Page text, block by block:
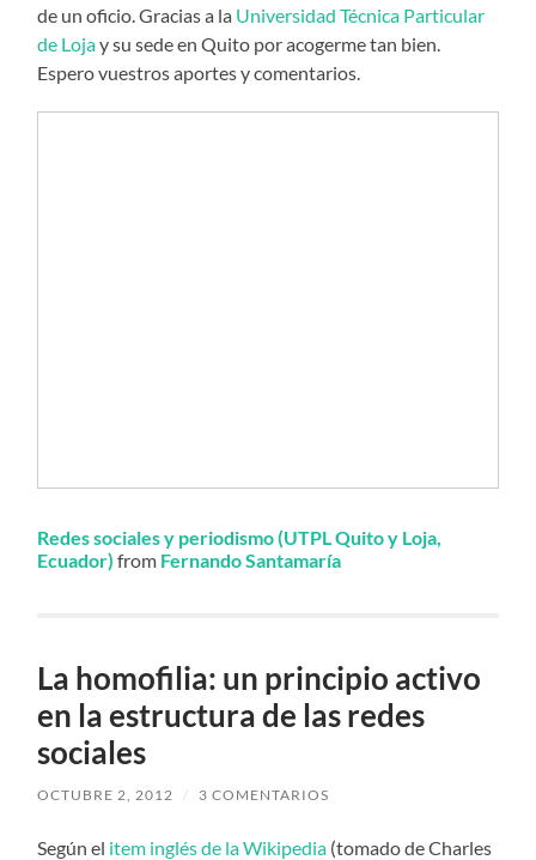
de un oficio. Gracias a la Universidad Técnica Particular
de Lojay su sede en Quito por acogerme tan bien.
Espero vuestros aportes y comentarios.
Redes sociales y periodismo (UTPL Quito y Loja,
Ecuador) from Fernando Santamaría
La homofilia: un principio activo
en la estructura de las redes
sociales
OCTUBRE 2, 2012 / 3 COMENTARIOS
Según el item inglés de la Wikipedia (tomado de Charles